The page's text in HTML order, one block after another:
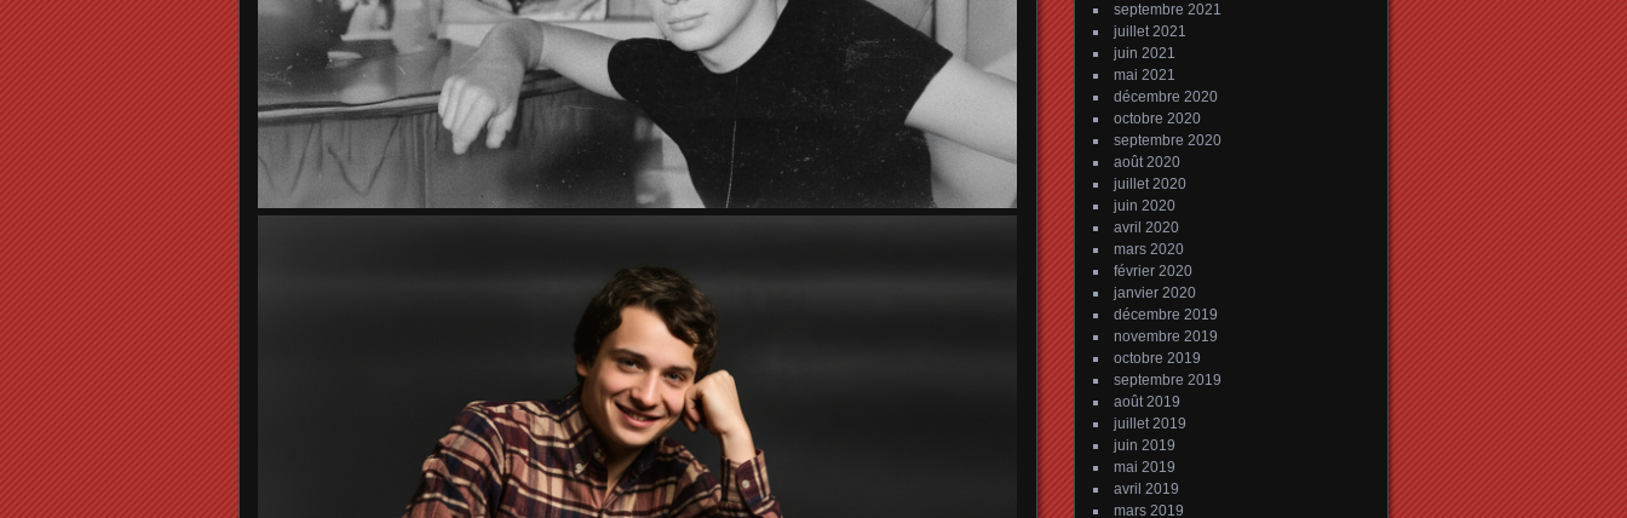
septembre 2021
juillet 2021
juin 2021
mai 2021
décembre 2020
octobre 2020
septembre 2020
août 2020
juillet 2020
juin 2020
avril 2020
mars 2020
février 2020
janvier 2020
décembre 2019
novembre 2019
octobre 2019
septembre 2019
août 2019
juillet 2019
juin 2019
mai 2019
avril 2019
mars 2019